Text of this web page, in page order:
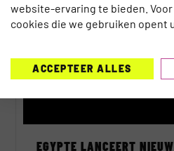
EGYPTE LANCEERT
website-ervaring te bieden.
cookies die we gebruiken opent
ACCEPTEER ALLES